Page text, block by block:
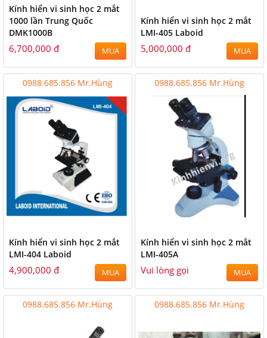
Kính hiển vi sinh học 2 mắt
1000 lần Trung Quốc
DMK1000B
6,700,000 đ MUA
Kính hiển vi sinh học 2 mắt
LMI-405 Laboid
5,000,000 đ MUA
0988.685.856 Mr.Hùng
Kính hiển vi sinh học 2 mắt
LMI-404 Laboid
4,900,000 đ MUA
0988.685.856 Mr.Hùng
Kính hiển vi sinh học 2 mắt
LMI-405A
Vui lòng gọi MUA
0988.685.856 Mr.Hùng 0988.685.856 Mr.Hùng